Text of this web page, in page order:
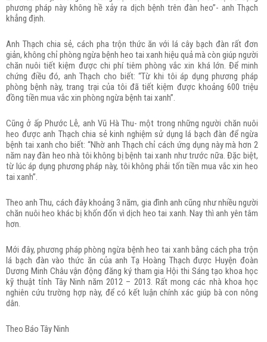
phương pháp này không hề xảy ra dịch bệnh trên đàn heo”- anh Thạch
khẳng định.
Anh Thạch chia sẻ, cách pha trộn thức ăn với lá cây bạch đàn rất đơn
giản, không chỉ phòng ngừa bệnh heo tai xanh hiệu quả mà còn giúp người
chăn nuôi tiết kiệm được chi phí tiêm phòng vắc xin khá lớn. Để minh
chứng điều đó, anh Thạch cho biết: “Từ khi tôi áp dụng phương pháp
phòng bệnh này, trang trại của tôi đã tiết kiệm được khoảng 600 triệu
đồng tiền mua vắc xin phòng ngừa bệnh tai xanh”.
Cũng ở ấp Phước Lễ, anh Vũ Hà Thu- một trong những người chăn nuôi
heo được anh Thạch chia sẻ kinh nghiệm sử dụng lá bạch đàn để ngừa
bệnh tai xanh cho biết: “Nhờ anh Thạch chỉ cách ứng dụng này mà hơn 2
năm nay đàn heo nhà tôi không bị bệnh tai xanh như trước nữa. Đặc biệt,
từ lúc áp dụng phương pháp này, tôi không phải tốn tiền mua vắc xin heo
tai xanh”.
Theo anh Thu, cách đây khoảng 3 năm, gia đình anh cũng như nhiều người
chăn nuôi heo khác bị khốn đốn vì dịch heo tai xanh. Nay thì anh yên tâm
hơn.
Mới đây, phương pháp phòng ngừa bệnh heo tai xanh bằng cách pha trộn
lá bạch đàn vào thức ăn của anh Tạ Hoàng Thạch được Huyện đoàn
Dương Minh Châu vận động đăng ký tham gia Hội thi Sáng tạo khoa học
kỹ thuật tỉnh Tây Ninh năm 2012 – 2013. Rất mong các nhà khoa học
nghiên cứu trường hợp này, để có kết luận chính xác giúp bà con nông
dân.
Theo Báo Tây Ninh